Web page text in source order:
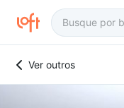
Ver outros